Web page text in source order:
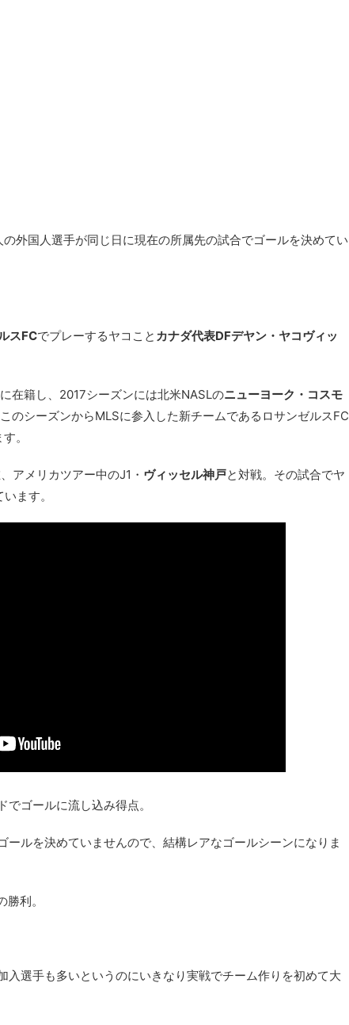
外国人選手が同じ日に現在の所属先の試合でゴールを決めてい
スFCでプレーするヤコこと カナダ代表DFデヤン・ヤコヴィッ
在籍し、2017シーズンには北米NASLのニューヨーク・コスモ
のシーズンからMLSに参入した新チームであるロサンゼルスFC
。
アメリカツアー中のJ1・ ヴィッセル神戸と対戦。その試合でヤ
ます。
ゴールに流し込み得点。
ールを決めていませんので、結構レアなゴールシーンになりま
利。
入選手も多いというのにいきなり実戦でチーム作りを初めて大